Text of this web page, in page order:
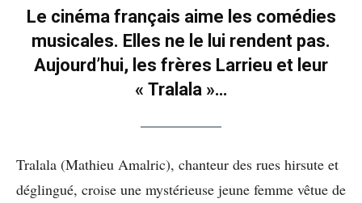
Le cinéma français aime les comédies
musicales. Elles ne le lui rendent pas.
Aujourd’hui, les frères Larrieu et leur
« Tralala »…
Tralala (Mathieu Amalric), chanteur des rues hirsute et
déglingué, croise une mystérieuse jeune femme vêtue de